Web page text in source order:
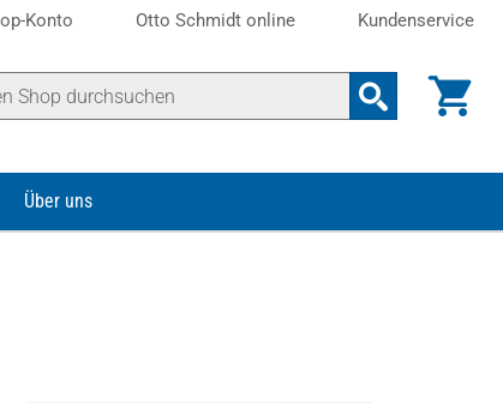
Konto Otto Schmidt online Kundenservice
Über uns